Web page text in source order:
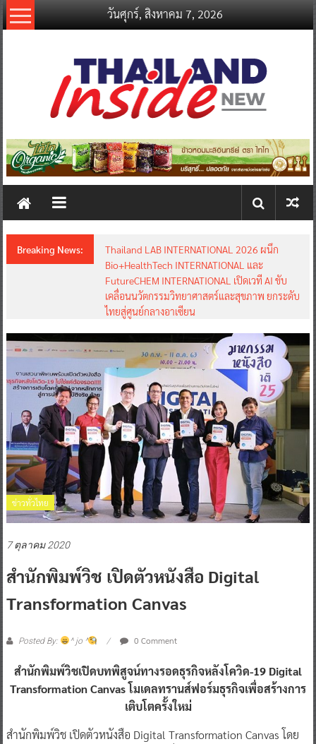
Skip
to
วันศุกร์, สิงหาคม 7, 2026
thailandinsidenew.com
Thailand
New
Breaking News:
Thailand LAB INTERNATIONAL 2026 ผนึก
Bio+HealthTech INTERNATIONAL และ
FutureCHEM INTERNATIONAL เปิดเวที AI ขับ
เคลื่อนนวัตกรรมวิทยาศาสตร์และสุขภาพ ยกระดับ
ไทยสู่ศูนย์กลางอาเซียน
ข่าวทั่วไทย
7 ตุลาคม 2020
สำนักพิมพ์วิช เปิดตัวหนังสือ Digital
Transformation Canvas
Posted By: ^ jo ^ 0 Comment
สำนักพิมพ์วิชเปิดบทพิสูจน์ทางรอดธุรกิจหลังโควิด-19 Digital
Transformation Canvas โมเดลทรานส์ฟอร์มธุรกิจเพื่อสร้างการ
เติบโตครั้งใหม่
​สำนักพิมพ์วิช เปิดตัวหนังสือ Digital Transformation Canvas โดย